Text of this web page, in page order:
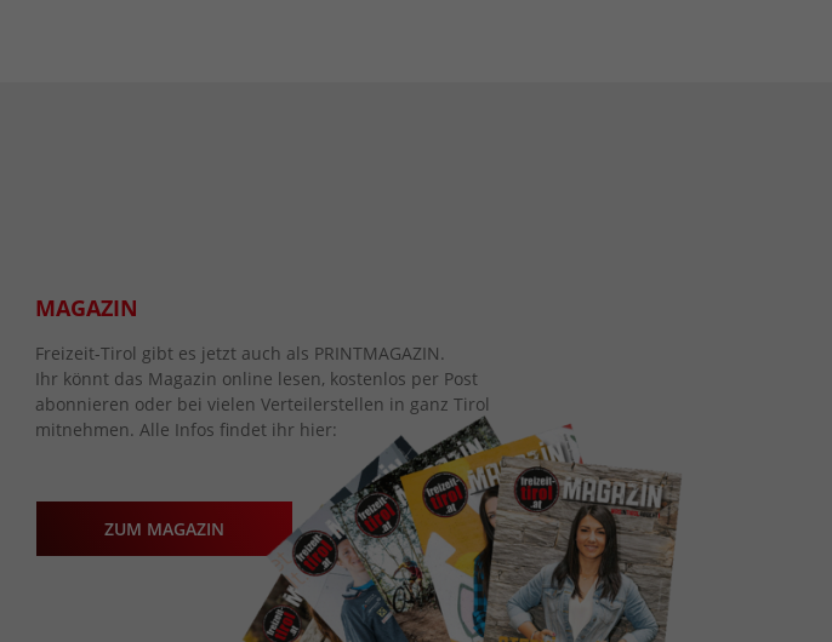
MAGAZIN
Freizeit-Tirol gibt es jetzt auch als PRINTMAGAZIN.
Ihr könnt das Magazin online lesen, kostenlos per Post
abonnieren oder bei vielen Verteilerstellen in ganz Tirol
mitnehmen. Alle Infos findet ihr hier:
ZUM MAGAZIN